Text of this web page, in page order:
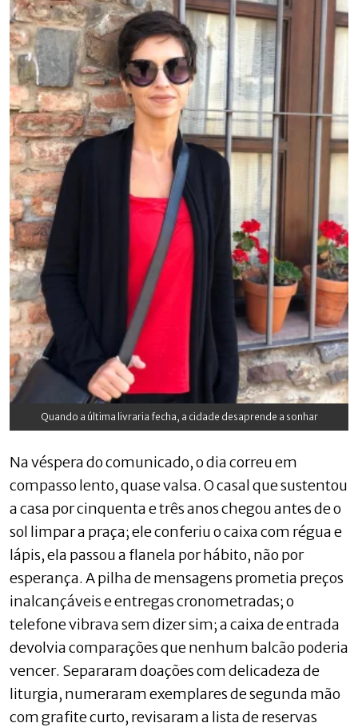
Quando a última livraria fecha, a cidade desaprende a sonhar
Na véspera do comunicado, o dia correu em
compasso lento, quase valsa. O casal que sustentou
a casa por cinquenta e três anos chegou antes de o
sol limpar a praça; ele conferiu o caixa com régua e
lápis, ela passou a flanela por hábito, não por
esperança. A pilha de mensagens prometia preços
inalcançáveis e entregas cronometradas; o
telefone vibrava sem dizer sim; a caixa de entrada
devolvia comparações que nenhum balcão poderia
vencer. Separaram doações com delicadeza de
liturgia, numeraram exemplares de segunda mão
com grafite curto, revisaram a lista de reservas